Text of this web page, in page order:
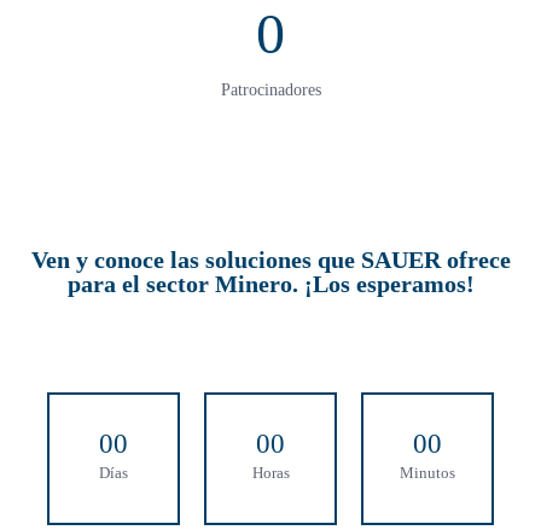
0
Patrocinadores
Ven y conoce las soluciones que SAUER ofrece
para el sector Minero. ¡Los esperamos!
00
Días
00
Horas
00
Minutos